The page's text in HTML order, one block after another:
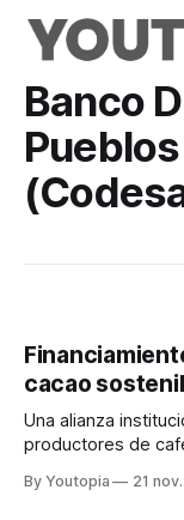
Banco
cacao
Una alianza
productores de
By Youtopia 21